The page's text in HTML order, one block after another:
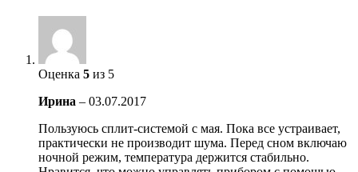
Оценка 5 из 5
Ирина – 03.07.2017
Пользуюсь сплит-системой с мая. Пока все устраивает,
практически не производит шума. Перед сном включаю
ночной режим, температура держится стабильно.